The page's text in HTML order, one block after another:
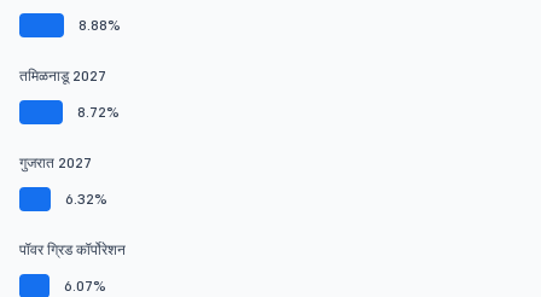
8.88%
तमिळनाडू 2027
8.72%
गुजरात 2027
6.32%
पॉवर ग्रिड कॉर्पोरेशन
6.07%